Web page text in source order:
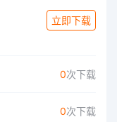
立即下载
0次下载
0次下载